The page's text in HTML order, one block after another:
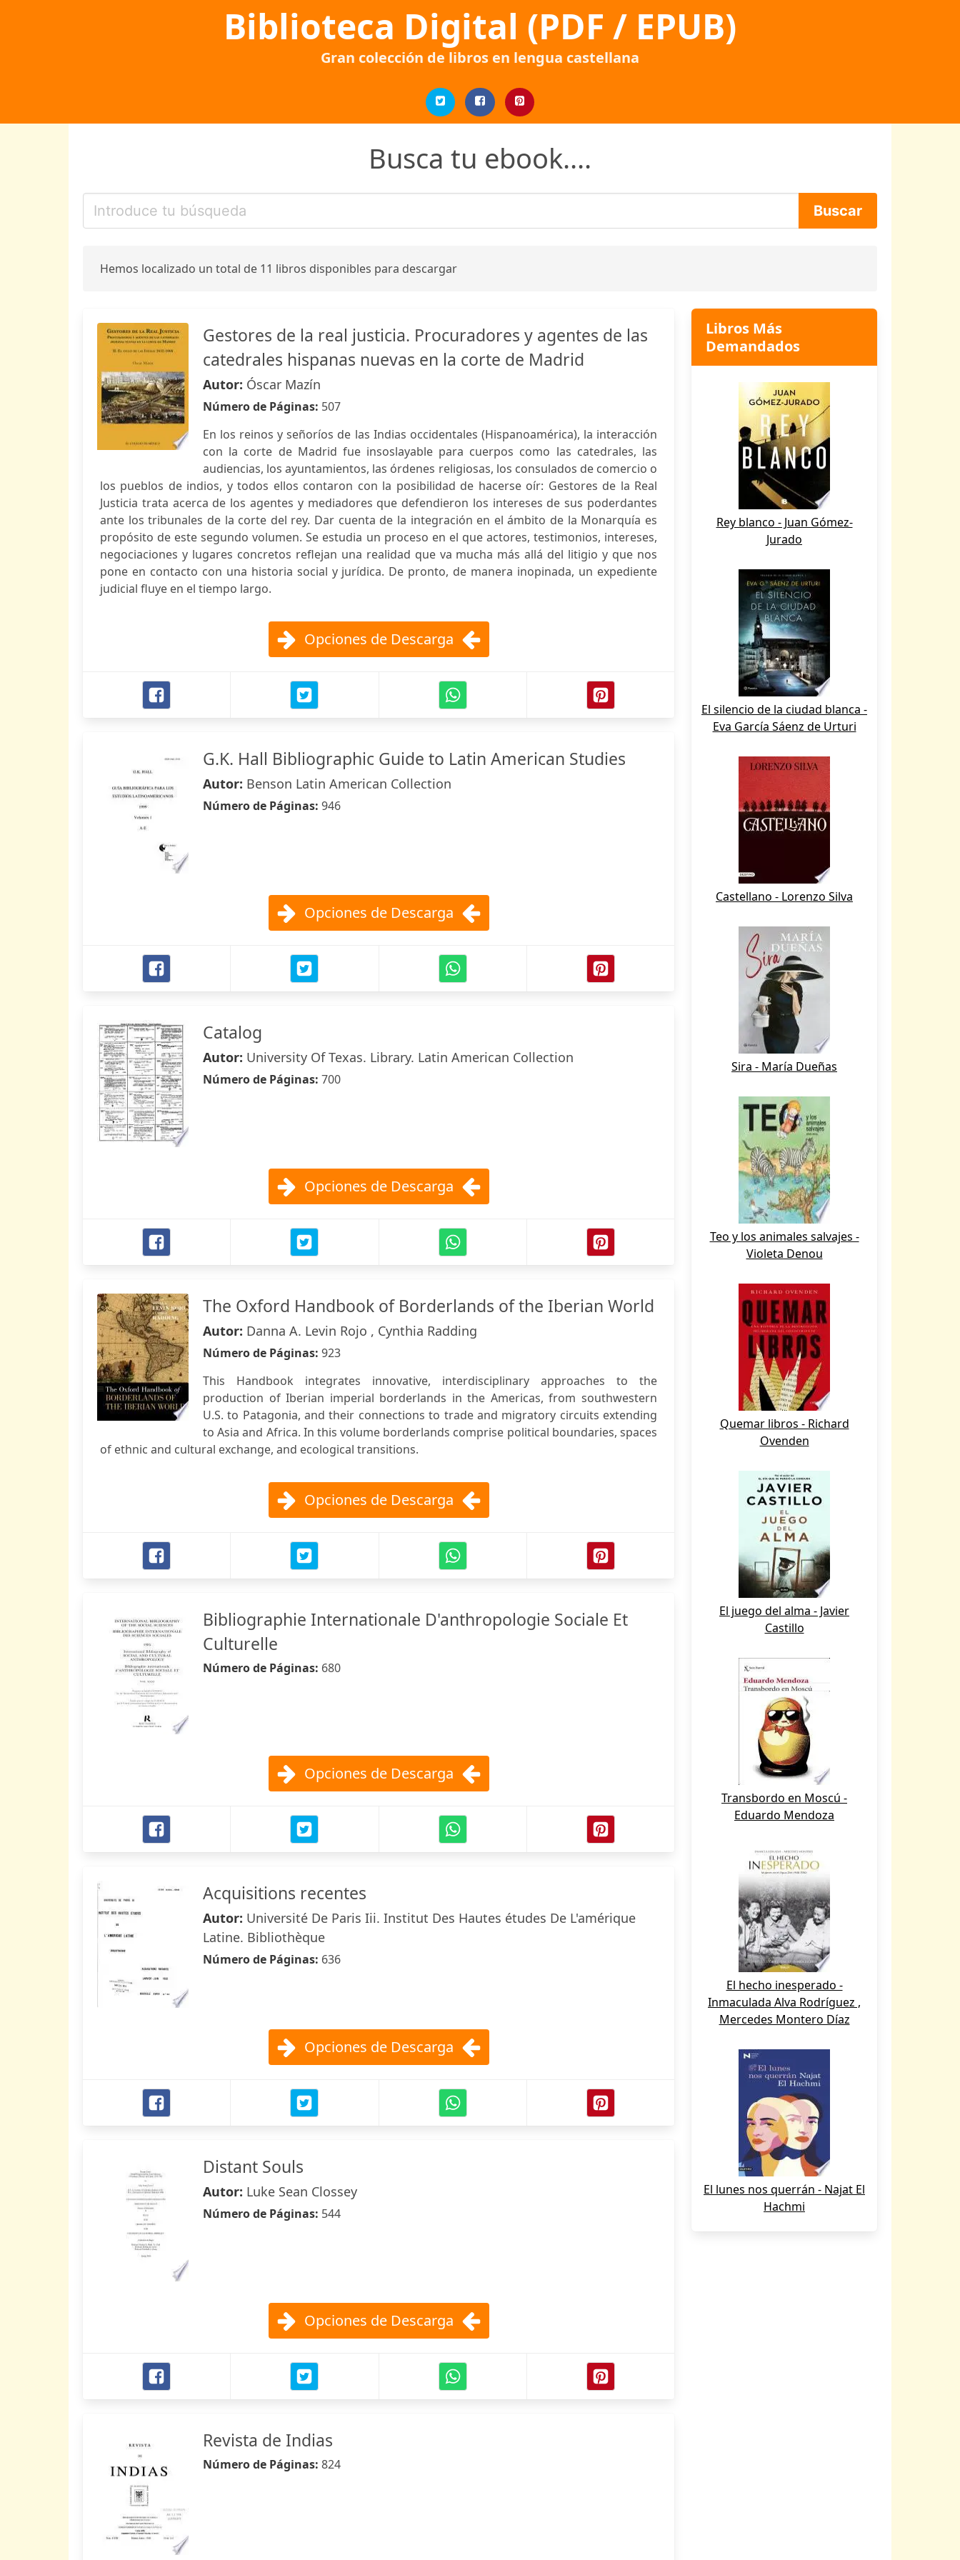
Biblioteca Digital (PDF / EPUB)
Gran colección de libros en lengua castellana
Busca tu ebook....
Hemos localizado un total de 11 libros disponibles para descargar
Gestores de la real justicia. Procuradores y agentes de las
catedrales hispanas nuevas en la corte de Madrid
Autor: Óscar Mazín
Número de Páginas: 507
En los reinos y señoríos de las Indias occidentales (Hispanoamérica), la interacción
con la corte de Madrid fue insoslayable para cuerpos como las catedrales, las
audiencias, los ayuntamientos, las órdenes religiosas, los consulados de comercio o
los pueblos de indios, y todos ellos contaron con la posibilidad de hacerse oír: Gestores de la Real
Justicia trata acerca de los agentes y mediadores que defendieron los intereses de sus poderdantes
ante los tribunales de la corte del rey. Dar cuenta de la integración en el ámbito de la Monarquía es
propósito de este segundo volumen. Se estudia un proceso en el que actores, testimonios, intereses,
negociaciones y lugares concretos reflejan una realidad que va mucha más allá del litigio y que nos
pone en contacto con una historia social y jurídica. De pronto, de manera inopinada, un expediente
judicial fluye en el tiempo largo.
Opciones de Descarga
G.K. Hall Bibliographic Guide to Latin American Studies
Autor: Benson Latin American Collection
Número de Páginas: 946
Opciones de Descarga
Catalog
Autor: University Of Texas. Library. Latin American Collection
Número de Páginas: 700
Opciones de Descarga
The Oxford Handbook of Borderlands of the Iberian World
Autor: Danna A. Levin Rojo , Cynthia Radding
Número de Páginas: 923
This Handbook integrates innovative, interdisciplinary approaches to the
production of Iberian imperial borderlands in the Americas, from southwestern
U.S. to Patagonia, and their connections to trade and migratory circuits extending
to Asia and Africa. In this volume borderlands comprise political boundaries, spaces
of ethnic and cultural exchange, and ecological transitions.
Opciones de Descarga
Bibliographie Internationale D'anthropologie Sociale Et
Culturelle
Número de Páginas: 680
Opciones de Descarga
Acquisitions recentes
Autor: Université De Paris Iii. Institut Des Hautes études De L'amérique
Latine. Bibliothèque
Número de Páginas: 636
Opciones de Descarga
Distant Souls
Autor: Luke Sean Clossey
Número de Páginas: 544
Opciones de Descarga
Revista de Indias
Número de Páginas: 824
Libros Más
Demandados
Rey blanco - Juan Gómez-
Jurado
El silencio de la ciudad blanca -
Eva García Sáenz de Urturi
Castellano - Lorenzo Silva
Sira - María Dueñas
Teo y los animales salvajes -
Violeta Denou
Quemar libros - Richard
Ovenden
El juego del alma - Javier
Castillo
Transbordo en Moscú -
Eduardo Mendoza
El hecho inesperado -
Inmaculada Alva Rodríguez ,
Mercedes Montero Díaz
El lunes nos querrán - Najat El
Hachmi